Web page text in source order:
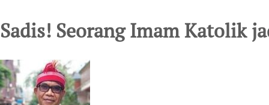
Sadis! Seorang Imam Katolik